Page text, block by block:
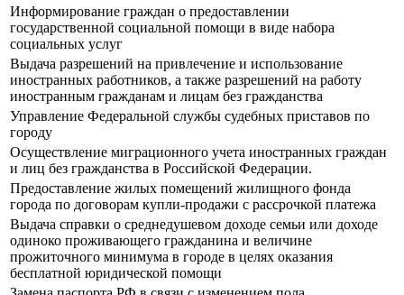
Информирование граждан о предоставлении
государственной социальной помощи в виде набора
социальных услуг
Выдача разрешений на привлечение и использование
иностранных работников, а также разрешений на работу
иностранным гражданам и лицам без гражданства
Управление Федеральной службы судебных приставов по
городу
Осуществление миграционного учета иностранных граждан
и лиц без гражданства в Российской Федерации.
Предоставление жилых помещений жилищного фонда
города по договорам купли-продажи с рассрочкой платежа
Выдача справки о среднедушевом доходе семьи или доходе
одиноко проживающего гражданина и величине
прожиточного минимума в городе в целях оказания
бесплатной юридической помощи